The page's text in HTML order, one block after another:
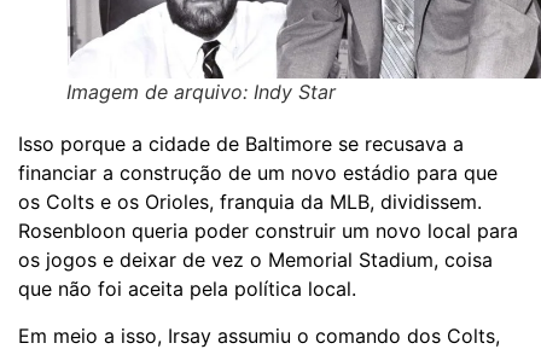
Imagem de arquivo: Indy Star
Isso porque a cidade de Baltimore se recusava a
financiar a construção de um novo estádio para que
os Colts e os Orioles, franquia da MLB, dividissem.
Rosenbloon queria poder construir um novo local para
os jogos e deixar de vez o Memorial Stadium, coisa
que não foi aceita pela política local.
Em meio a isso, Irsay assumiu o comando dos Colts,